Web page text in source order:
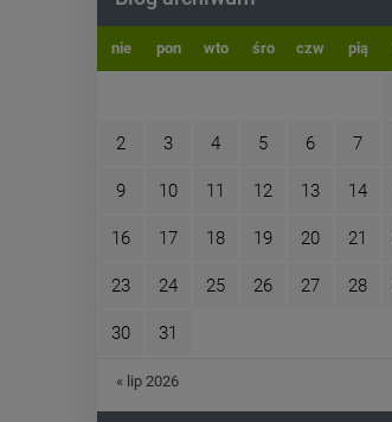
nie pon wto śro czw pią
2 3 4 5 6 7
9 10 11 12 13 14
16 17 18 19 20 21
23 24 25 26 27 28
30 31
« lip 2026